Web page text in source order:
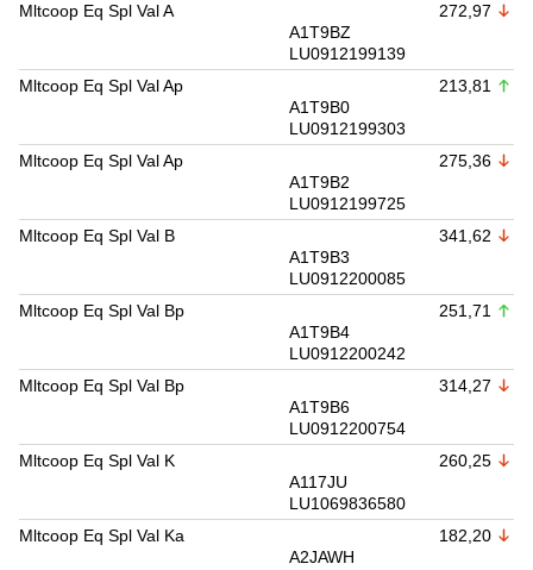
Mltcoop Eq Spl Val A
A1T9BZ
LU0912199139
272,97
Mltcoop Eq Spl Val Ap
A1T9B0
LU0912199303
213,81
Mltcoop Eq Spl Val Ap
A1T9B2
LU0912199725
275,36
Mltcoop Eq Spl Val B
A1T9B3
LU0912200085
341,62
Mltcoop Eq Spl Val Bp
A1T9B4
LU0912200242
251,71
Mltcoop Eq Spl Val Bp
A1T9B6
LU0912200754
314,27
Mltcoop Eq Spl Val K
A117JU
LU1069836580
260,25
Mltcoop Eq Spl Val Ka
A2JAWH
182,20